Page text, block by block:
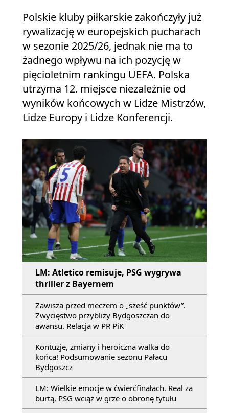
Polskie kluby piłkarskie zakończyły już
rywalizację w europejskich pucharach
w sezonie 2025/26, jednak nie ma to
żadnego wpływu na ich pozycję w
pięcioletnim rankingu UEFA. Polska
utrzyma 12. miejsce niezależnie od
wyników końcowych w Lidze Mistrzów,
Lidze Europy i Lidze Konferencji.
LM: Atletico remisuje, PSG wygrywa
thriller z Bayernem
Zawisza przed meczem o „sześć punktów”.
Zwycięstwo przybliży Bydgoszczan do
awansu. Relacja w PR PiK
Kontuzje, zmiany i heroiczna walka do
końca! Podsumowanie sezonu Pałacu
Bydgoszcz
LM: Wielkie emocje w ćwierćfinałach. Real za
burtą, PSG wciąż w grze o obronę tytułu